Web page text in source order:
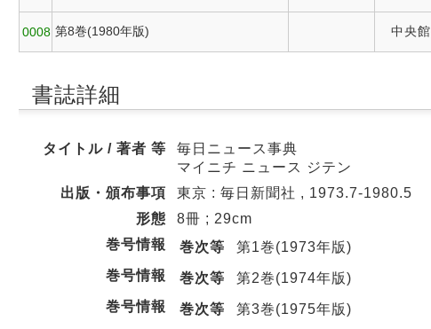
0008 第8巻(1980年版) 中央館
書誌詳細
タイトル / 著者 等
毎日ニュース事典
マイニチ ニュース ジテン
出版・頒布事項
東京 : 毎日新聞社 , 1973.7-1980.5
形態
8冊 ; 29cm
巻号情報
巻次等
第1巻(1973年版)
巻号情報
巻次等
第2巻(1974年版)
巻号情報
巻次等
第3巻(1975年版)